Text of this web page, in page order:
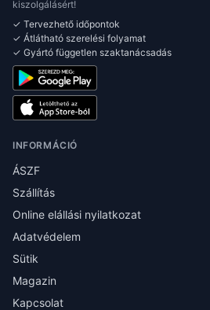
kiszolgálásért!
✓ Tervezhető időpontok
✓ Átlátható szerelési folyamat
✓ Gyártó független szaktanácsadás
INFORMÁCIÓ
ÁSZF
Szállítás
Online elállási nyilatkozat
Adatvédelem
Sütik
Magazin
Kapcsolat